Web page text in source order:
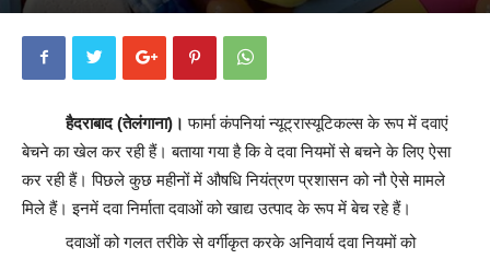
हैदराबाद (तेलंगाना)। फार्मा कंपनियां न्यूट्रास्यूटिकल्स के रूप में दवाएं
बेचने का खेल कर रही हैं। बताया गया है कि वे दवा नियमों से बचने के लिए ऐसा
कर रही हैं। पिछले कुछ महीनों में औषधि नियंत्रण प्रशासन को नौ ऐसे मामले
मिले हैं। इनमें दवा निर्माता दवाओं को खाद्य उत्पाद के रूप में बेच रहे हैं।
दवाओं को गलत तरीके से वर्गीकृत करके अनिवार्य दवा नियमों को